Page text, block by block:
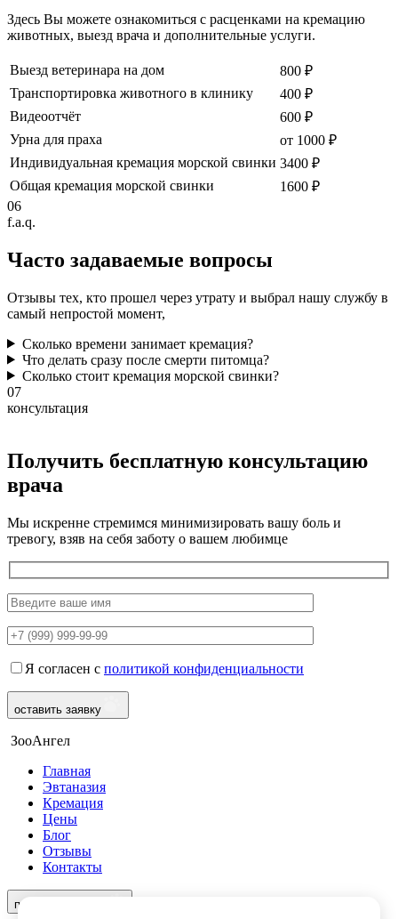
Здесь Вы можете ознакомиться с расценками на кремацию
животных, выезд врача и дополнительные услуги.
Выезд ветеринара на дом
800 ₽
Транспортировка животного в клинику
400 ₽
Видеоотчёт
600 ₽
Урна для праха
от 1000 ₽
Индивидуальная кремация морской свинки 3400 ₽
Общая кремация морской свинки
1600 ₽
06
f.a.q.
Часто задаваемые вопросы
Отзывы тех, кто прошел через утрату и выбрал нашу службу в
самый непростой момент,
Сколько времени занимает кремация?
Что делать сразу после смерти питомца?
Сколько стоит кремация морской свинки?
07
консультация
Получить бесплатную консультацию
врача
Мы искренне стремимся минимизировать вашу боль и
тревогу, взяв на себя заботу о вашем любимце
Я согласен с политикой конфиденциальности
оставить заявку
ЗооАнгел
Главная
Эвтаназия
Кремация
Цены
Блог
Отзывы
Контакты
перезвоните мне